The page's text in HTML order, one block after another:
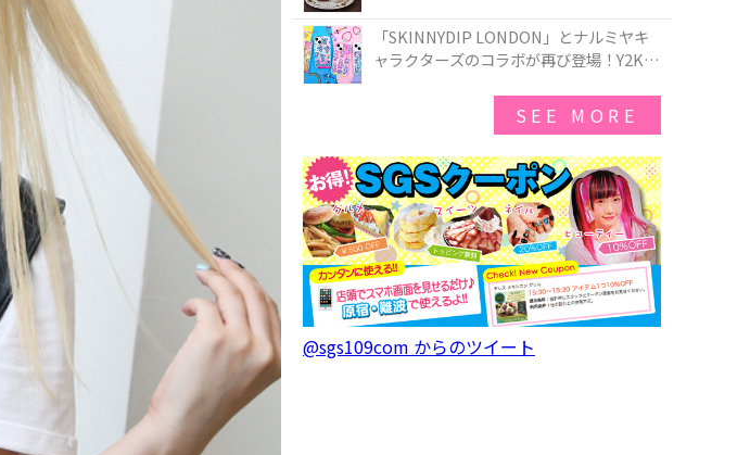
ー」が新発売！Q-pot CAFE.では「かぼち
ゃのオバケーキプレート」も登場
「SKINNYDIP LONDON」とナルミヤキ
ャラクターズのコラボが再び登場！Y2Kム
SEE MORE
@sgs109com からのツイート